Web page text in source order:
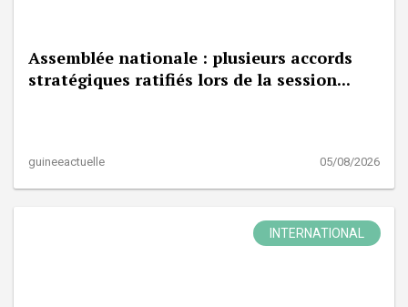
Assemblée nationale : plusieurs accords
stratégiques ratifiés lors de la session...
guineeactuelle 05/08/2026
INTERNATIONAL